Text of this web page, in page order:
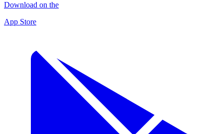
Download on the
App Store